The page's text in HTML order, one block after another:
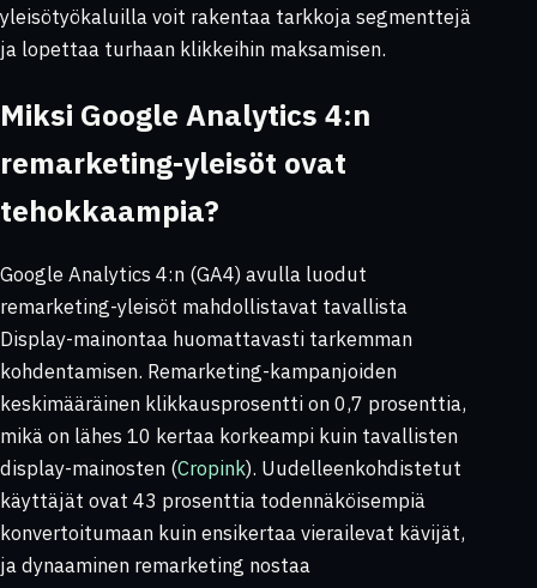
yleisötyökaluilla voit rakentaa tarkkoja segmenttejä
ja lopettaa turhaan klikkeihin maksamisen.
Miksi Google Analytics 4:n
remarketing-yleisöt ovat
tehokkaampia?
Google Analytics 4:n (GA4) avulla luodut
remarketing-yleisöt mahdollistavat tavallista
Display-mainontaa huomattavasti tarkemman
kohdentamisen. Remarketing-kampanjoiden
keskimääräinen klikkausprosentti on 0,7 prosenttia,
mikä on lähes 10 kertaa korkeampi kuin tavallisten
display-mainosten (Cropink). Uudelleenkohdistetut
käyttäjät ovat 43 prosenttia todennäköisempiä
konvertoitumaan kuin ensikertaa vierailevat kävijät,
ja dynaaminen remarketing nostaa